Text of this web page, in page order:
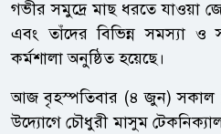
গভীর সমুদ্রে মাছ ধরতে যাওয়া
এবং তাঁদের বিভিন্ন সমস্যা ও
কর্মশালা অনুষ্ঠিত হয়েছে।
আজ বৃহস্পতিবার (৪ জুন) সকাল
উদ্যোগে চৌধুরী মাসুম